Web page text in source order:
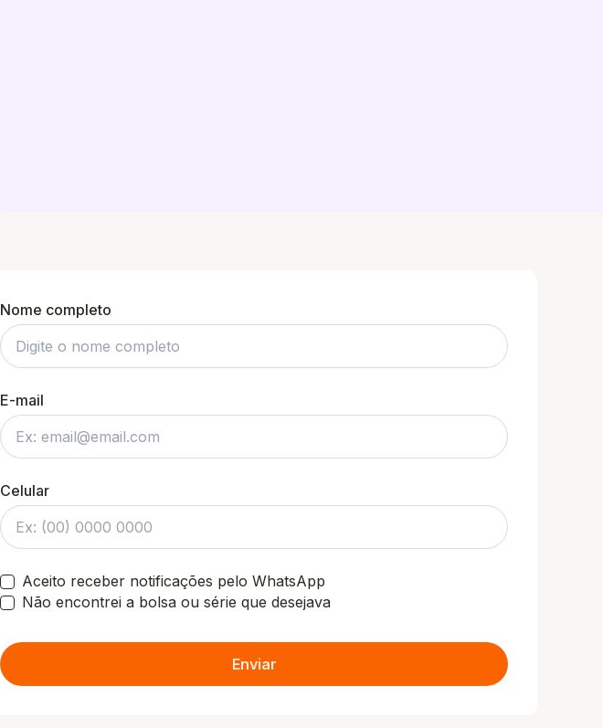
Nome completo
E-mail
Celular
Aceito receber notificações pelo WhatsApp
Não encontrei a bolsa ou série que desejava
Enviar